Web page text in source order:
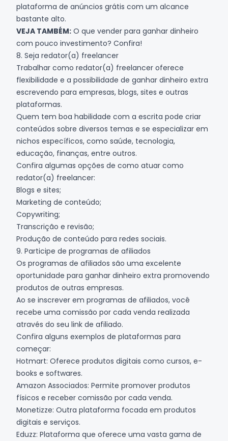
plataforma de anúncios grátis com um alcance
bastante alto.
VEJA TAMBÉM: O que vender para ganhar dinheiro
com pouco investimento? Confira!
8. Seja redator(a) freelancer
Trabalhar como redator(a) freelancer oferece
flexibilidade e a possibilidade de ganhar dinheiro extra
escrevendo para empresas, blogs, sites e outras
plataformas.
Quem tem boa habilidade com a escrita pode criar
conteúdos sobre diversos temas e se especializar em
nichos específicos, como saúde, tecnologia,
educação, finanças, entre outros.
Confira algumas opções de como atuar como
redator(a) freelancer:
Blogs e sites;
Marketing de conteúdo;
Copywriting;
Transcrição e revisão;
Produção de conteúdo para redes sociais.
9. Participe de programas de afiliados
Os programas de afiliados são uma excelente
oportunidade para ganhar dinheiro extra promovendo
produtos de outras empresas.
Ao se inscrever em programas de afiliados, você
recebe uma comissão por cada venda realizada
através do seu link de afiliado.
Confira alguns exemplos de plataformas para
começar:
Hotmart: Oferece produtos digitais como cursos, e-
books e softwares.
Amazon Associados: Permite promover produtos
físicos e receber comissão por cada venda.
Monetizze: Outra plataforma focada em produtos
digitais e serviços.
Eduzz: Plataforma que oferece uma vasta gama de